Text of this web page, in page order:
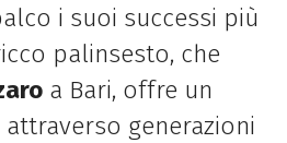
i suoi successi più
palinsesto, che
a Bari, offre un
generazioni